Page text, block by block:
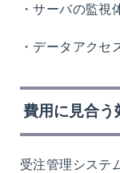
・サーバの監視
・データアクセ
費用に見合う
受注管理システ